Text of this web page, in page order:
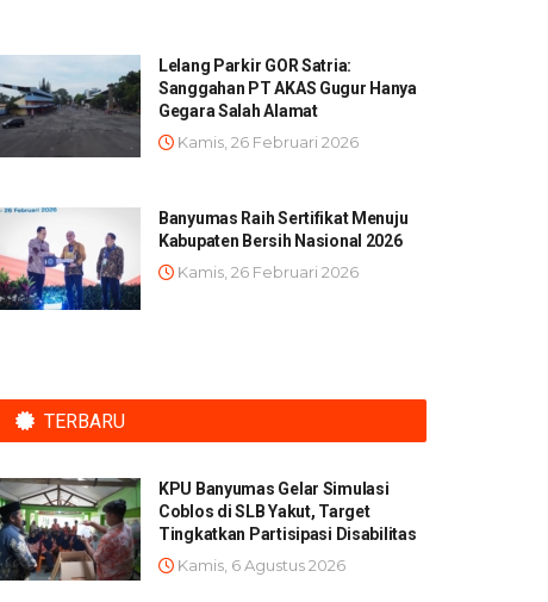
Lelang Parkir GOR Satria:
Sanggahan PT AKAS Gugur Hanya
Gegara Salah Alamat
Kamis, 26 Februari 2026
Banyumas Raih Sertifikat Menuju
Kabupaten Bersih Nasional 2026
Kamis, 26 Februari 2026
TERBARU
KPU Banyumas Gelar Simulasi
Coblos di SLB Yakut, Target
Tingkatkan Partisipasi Disabilitas
Kamis, 6 Agustus 2026